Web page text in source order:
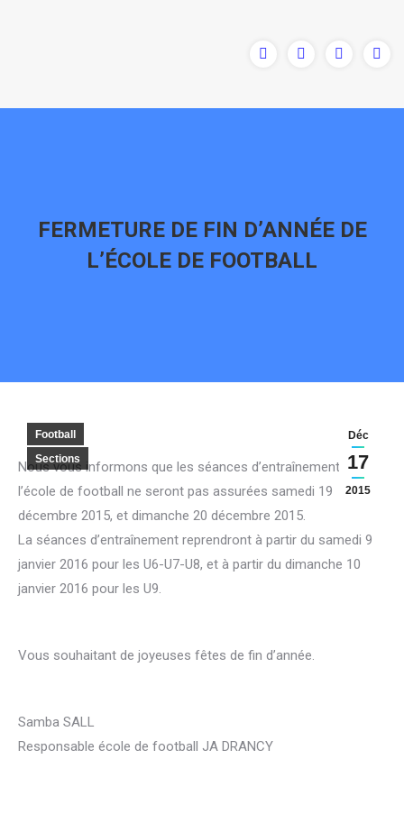
FERMETURE DE FIN D’ANNÉE DE
L’ÉCOLE DE FOOTBALL
Déc
17
2015
Football
Sections
Nous vous informons que les séances d’entraînements de
l’école de football ne seront pas assurées samedi 19
décembre 2015, et dimanche 20 décembre 2015.
La séances d’entraînement reprendront à partir du samedi 9
janvier 2016 pour les U6-U7-U8, et à partir du dimanche 10
janvier 2016 pour les U9.
Vous souhaitant de joyeuses fêtes de fin d’année.
Samba SALL
Responsable école de football JA DRANCY